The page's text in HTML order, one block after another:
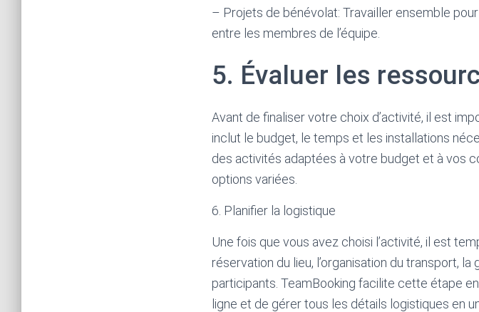
– Projets de bénévolat: Travailler ensemble
entre les membres de l’équipe.
5. Évaluer les
Avant de finaliser votre choix d’activité, il est
inclut le budget, le temps et les installations
des activités adaptées à votre budget et à vos
options variées.
6. Planifier la logistique
Une fois que vous avez choisi l’activité, il est
réservation du lieu, l’organisation du transport,
participants. TeamBooking facilite cette étape
ligne et de gérer tous les détails logistiques en